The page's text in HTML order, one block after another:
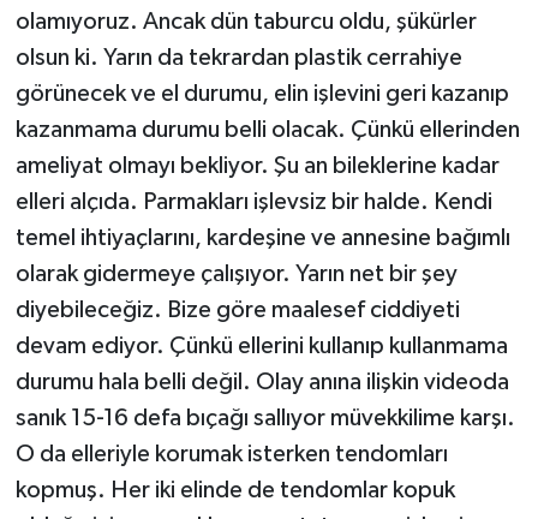
olamıyoruz. Ancak dün taburcu oldu, şükürler
olsun ki. Yarın da tekrardan plastik cerrahiye
görünecek ve el durumu, elin işlevini geri kazanıp
kazanmama durumu belli olacak. Çünkü ellerinden
ameliyat olmayı bekliyor. Şu an bileklerine kadar
elleri alçıda. Parmakları işlevsiz bir halde. Kendi
temel ihtiyaçlarını, kardeşine ve annesine bağımlı
olarak gidermeye çalışıyor. Yarın net bir şey
diyebileceğiz. Bize göre maalesef ciddiyeti
devam ediyor. Çünkü ellerini kullanıp kullanmama
durumu hala belli değil. Olay anına ilişkin videoda
sanık 15-16 defa bıçağı sallıyor müvekkilime karşı.
O da elleriyle korumak isterken tendomları
kopmuş. Her iki elinde de tendomlar kopuk